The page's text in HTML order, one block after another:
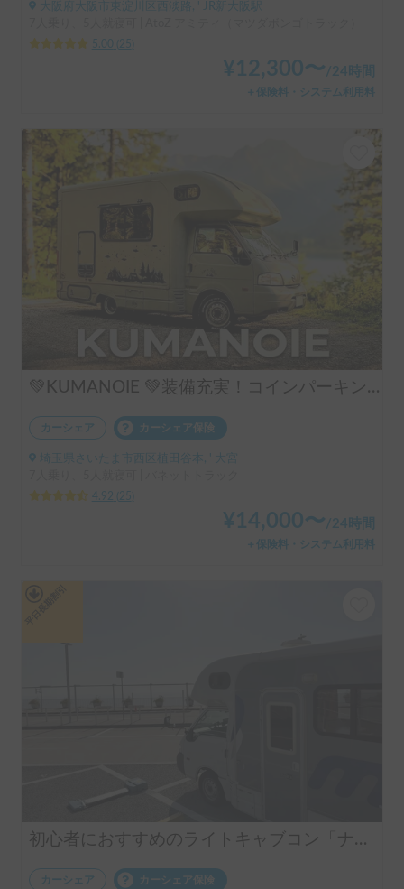
大阪府大阪市東淀川区西淡路, ' JR新大阪駅
5.00
25
¥ 12,300〜/24時間
＋保険料・システム利用料
💚KUMANOIE 💚装備充実！コインパーキングOK。小回りも利く！初めてのキャンピングカー旅に❗
カーシェア カーシェア保険
埼玉県さいたま市西区植田谷本, ' 大宮
4.92
25
¥ 14,000〜/24時間
＋保険料・システム利用料
初心者におすすめのライトキャブコン「ナッツRV社マッシュ号」
カーシェア カーシェア保険